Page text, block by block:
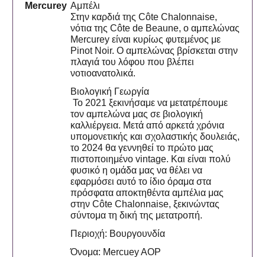
Mercurey Αμπέλι
Στην καρδιά της Côte Chalonnaise,
νότια της Côte de Beaune, ο αμπελώνας
Mercurey είναι κυρίως φυτεμένος με
Pinot Noir. Ο αμπελώνας βρίσκεται στην
πλαγιά του λόφου που βλέπει
νοτιοανατολικά.
Βιολογική Γεωργία
Το 2021 ξεκινήσαμε να μετατρέπουμε
τον αμπελώνα μας σε βιολογική
καλλιέργεια. Μετά από αρκετά χρόνια
υπομονετικής και σχολαστικής δουλειάς,
το 2024 θα γεννηθεί το πρώτο μας
πιστοποιημένο vintage. Και είναι πολύ
φυσικό η ομάδα μας να θέλει να
εφαρμόσει αυτό το ίδιο όραμα στα
πρόσφατα αποκτηθέντα αμπέλια μας
στην Côte Chalonnaise, ξεκινώντας
σύντομα τη δική της μετατροπή.
Περιοχή: Βουργουνδία
Όνομα: Mercuey AOP